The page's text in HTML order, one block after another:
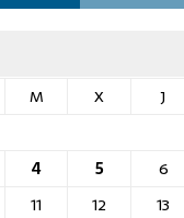
M X J
4 5 6
11 12 13